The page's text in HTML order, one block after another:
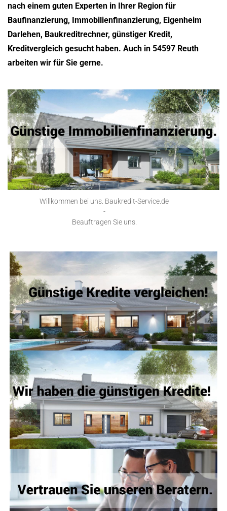
nach einem guten Experten in Ihrer Region für
Baufinanzierung, Immobilienfinanzierung, Eigenheim
Darlehen, Baukreditrechner, günstiger Kredit,
Kreditvergleich gesucht haben. Auch in 54597 Reuth
arbeiten wir für Sie gerne.
Willkommen bei uns. Baukredit-Service.de
-
Beauftragen Sie uns.